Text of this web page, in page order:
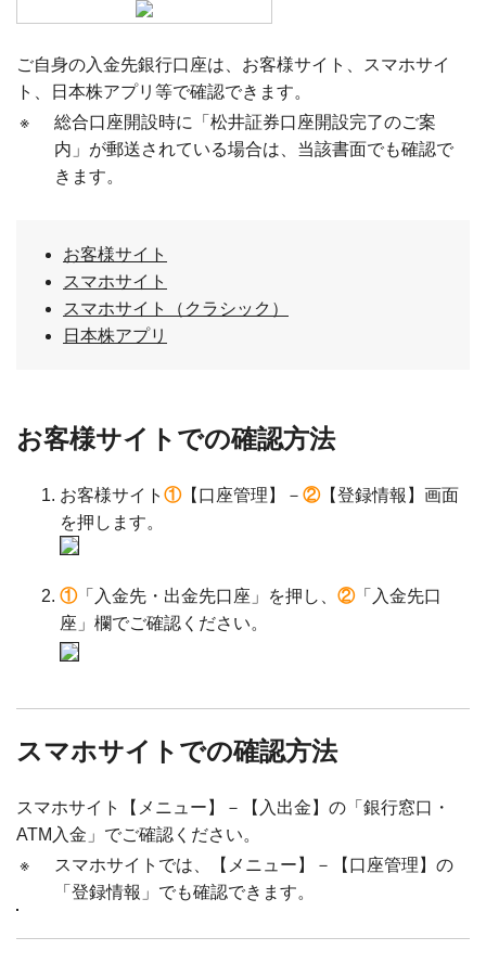
ご自身の入金先銀行口座は、お客様サイト、スマホサイ
ト、日本株アプリ等で確認できます。
※
総合口座開設時に「松井証券口座開設完了のご案
内」が郵送されている場合は、当該書面でも確認で
きます。
お客様サイト
スマホサイト
スマホサイト（クラシック）
日本株アプリ
お客様サイトでの確認方法
お客様サイト ①【口座管理】－ ②【登録情報】画面
を押します。
①「入金先・出金先口座」を押し、 ②「入金先口
座」欄でご確認ください。
スマホサイトでの確認方法
スマホサイト【メニュー】－【入出金】の「銀行窓口・
ATM入金」でご確認ください。
※
スマホサイトでは、【メニュー】－【口座管理】の
「登録情報」でも確認できます。